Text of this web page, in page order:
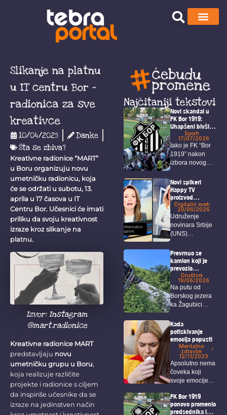
Slikanje na platnu
u IT centru Bor –
radionica za sve
kreativce
10/04/2025
Danke
Šta se zbiva?
Kreativne radionice “MART”
u Boru organizuju novu
umetničku radionicu, koja
će se održati u subotu, 13.
aprila u 17 časova u IT
Centru Bor. Učesnici će imati
priliku da svoju kreativnost
izraze kroz slikanje na
platnu.
Izvor: Instagram
@mart.radionice
Kreativne radionice MART
predstavljaju novu
umetničku grupu u Boru,
koja realizuje različite
projekte i radionice s ciljem
da inspiriše učesnike da se
izraze na jedinstven način
Najčitaniji tekstovi
Novi skandal u
FK Bor 1919:
Uhapšeni bivši
predsednik,
sekretar i igrači
Sport
17/07/2026
Iako je FK “Bor
1919” nakon
izbora novog
Novi spikeri
Happy TV
proizvod
veštačke
inteligencije
Digitalni svet
20/06/2026
Udruženje
novinara Srbije
(UNS)
Happy TV nije
obavestila...
Prevrnuo se
kamion koji je
prevozio
džinovsku elisu
za vetropark
kineskih
investitora na
Crnom vrhu kod
Društvo
19/06/2026
Na putu od
Borskog jezera
ka Žagubici
Kada
potiskivanje
emocija popusti
Mentalno
zdravlje
12/11/2023
Apsolutno nema
čoveka koji
svoje emocije
potpunosti da...
FK Bor 1919
ponovo promenio
predsednika i